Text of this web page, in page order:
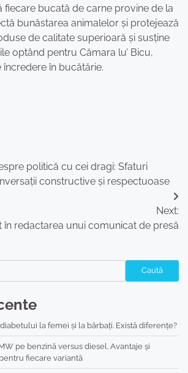
fiecare bucată de carne provine de la
bunăstarea animalelor și protejează
de calitate superioară și susține
optând pentru Cămara lu’ Bicu,
în bucătărie.
politică cu cei dragi: Sfaturi
constructive și respectuoase
Next:
în redactarea unui comunicat de presă
Caută
la femei și la bărbați. Există diferențe?
pe benzină versus diesel. Avantaje și
fiecare variantă